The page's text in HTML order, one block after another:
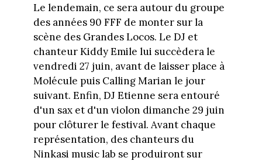
Le lendemain, ce sera autour du groupe
des années 90 FFF de monter sur la
scène des Grandes Locos. Le DJ et
chanteur Kiddy Emile lui succèdera le
vendredi 27 juin, avant de laisser place à
Molécule puis Calling Marian le jour
suivant. Enfin, DJ Etienne sera entouré
d'un sax et d'un violon dimanche 29 juin
pour clôturer le festival. Avant chaque
représentation, des chanteurs du
Ninkasi music lab se produiront sur